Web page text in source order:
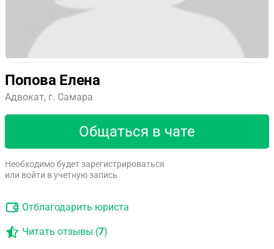
Попова Елена
Адвокат, г. Самара
Общаться в чате
Необходимо будет зарегистрироваться
или войти в учетную запись
Отблагодарить юриста
Читать отзывы (7)